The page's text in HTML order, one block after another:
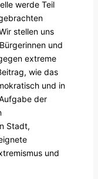
werde Teil
stellen uns
und
extreme
wie das
und in
der
Stadt,
und